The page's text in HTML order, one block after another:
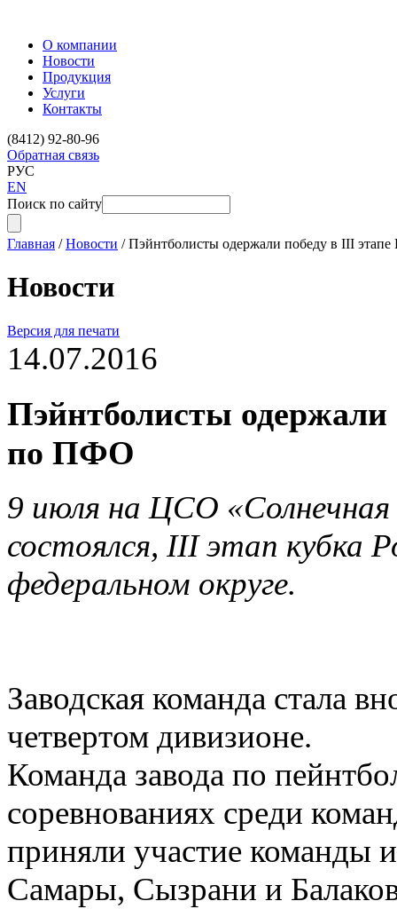
О компании
Новости
Продукция
Услуги
Контакты
(8412) 92-80-96
Обратная связь
РУС
EN
Поиск по сайту
Главная /Новости /Пэйнтболисты одержали победу в III
Новости
Версия для печати
14.07.2016
Пэйнтболисты одержали
по ПФО
9 июля на ЦСО
состоялся, III этап кубка
федеральном округе.
Заводская команда стала
четвертом дивизионе.
Команда завода по
соревнованиях среди
приняли участие команды
Самары, Сызрани и